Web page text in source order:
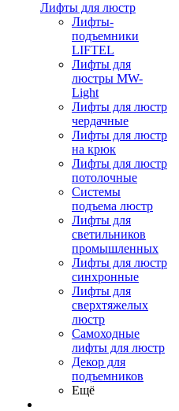
Лифты для люстр
Лифты-
подъемники
LIFTEL
Лифты для
люстры MW-
Light
Лифты для люстр
чердачные
Лифты для люстр
на крюк
Лифты для люстр
потолочные
Системы
подъема люстр
Лифты для
светильников
промышленных
Лифты для люстр
синхронные
Лифты для
сверхтяжелых
люстр
Самоходные
лифты для люстр
Декор для
подъемников
Ещё